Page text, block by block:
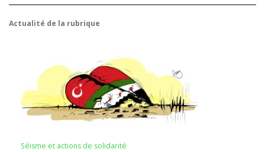
Actualité de la rubrique
Séisme et actions de solidarité